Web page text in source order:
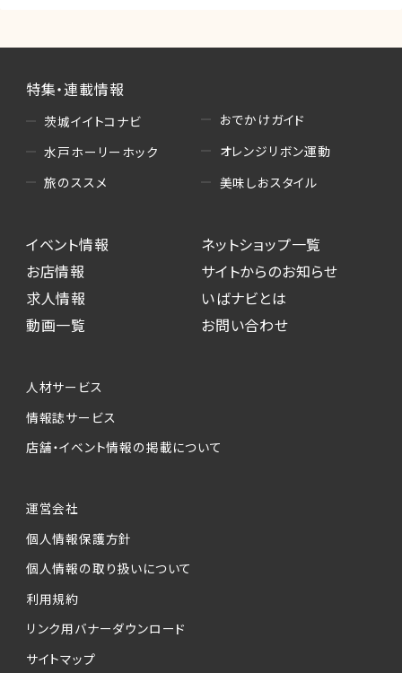
特集・連載情報
茨城イイトコナビ
水戸ホーリーホック
旅のススメ
おでかけガイド
オレンジリボン運動
美味しおスタイル
イベント情報
お店情報
求人情報
動画一覧
ネットショップ一覧
サイトからのお知らせ
いばナビとは
お問い合わせ
人材サービス
情報誌サービス
店舗・イベント情報の掲載について
運営会社
個人情報保護方針
個人情報の取り扱いについて
利用規約
リンク用バナーダウンロード
サイトマップ